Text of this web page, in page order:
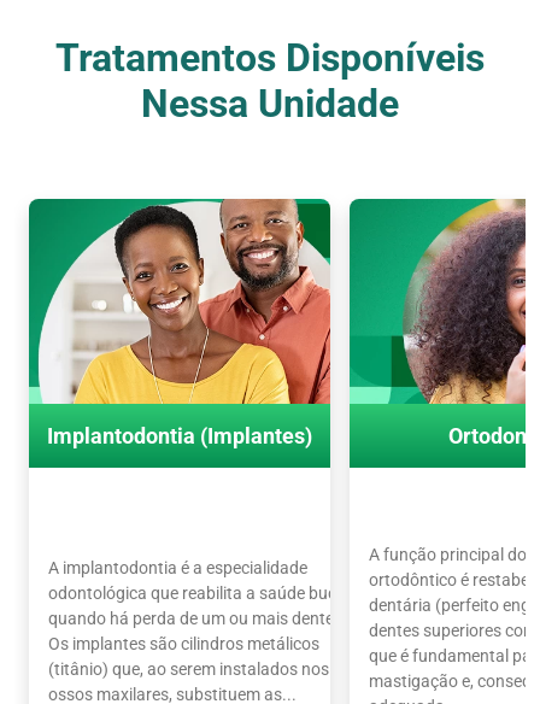
Nossos Tratamentos
Tratamentos Disponíveis
Nessa Unidade
Implantodontia (Implantes)
A implantodontia é a especialidade
odontológica que reabilita a saúde bucal
quando há perda de um ou mais dentes.
Os implantes são cilindros metálicos
(titânio) que, ao serem instalados nos
ossos maxilares, substituem as...
A função principal do
ortodôntico é
dentária (perfeito
dentes superiores
que é fundamental
mastigação e,